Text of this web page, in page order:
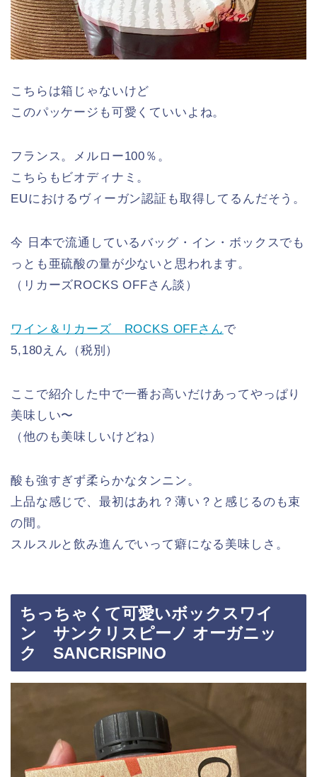
こちらは箱じゃないけど
このパッケージも可愛くていいよね。
フランス。メルロー100％。
こちらもビオディナミ。
EUにおけるヴィーガン認証も取得してるんだそう。
今 日本で流通しているバッグ・イン・ボックスでも
っとも亜硫酸の量が少ないと思われます。
（リカーズROCKS OFFさん談）
ワイン＆リカーズ ROCKS OFFさんで
5,180えん（税別）
ここで紹介した中で一番お高いだけあってやっぱり
美味しい〜
（他のも美味しいけどね）
酸も強すぎず柔らかなタンニン。
上品な感じで、最初はあれ？薄い？と感じるのも束
の間。
スルスルと飲み進んでいって癖になる美味しさ。
ちっちゃくて可愛いボックスワイ
ン サンクリスピーノ オーガニッ
ク SANCRISPINO